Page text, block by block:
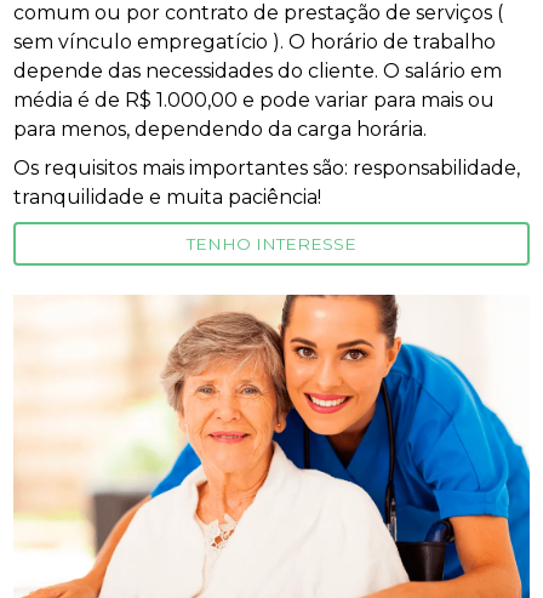
comum ou por contrato de prestação de serviços (
sem vínculo empregatício ). O horário de trabalho
depende das necessidades do cliente. O salário em
média é de R$ 1.000,00 e pode variar para mais ou
para menos, dependendo da carga horária.
Os requisitos mais importantes são: responsabilidade,
tranquilidade e muita paciência!
TENHO INTERESSE